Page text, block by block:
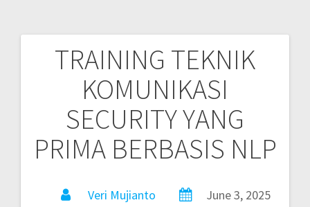
TRAINING TEKNIK
KOMUNIKASI
SECURITY YANG
PRIMA BERBASIS NLP
Veri Mujianto June 3, 2025